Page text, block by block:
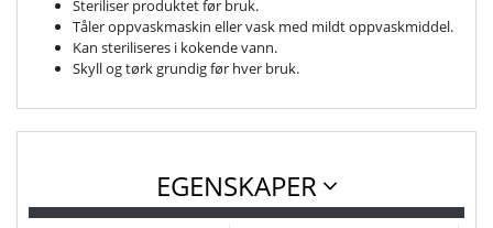
Steriliser produktet før bruk.
Tåler oppvaskmaskin eller vask med mildt oppvaskmiddel.
Kan steriliseres i kokende vann.
Skyll og tørk grundig før hver bruk.
EGENSKAPER